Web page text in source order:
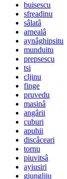
buisescu
sfreadinu
sâlatâ
arnealâ
aynâghipsitu
munduitu
prepsescu
tsi
cljinu
finge
pruvedu
masinâ
angârii
cuburi
apuhii
discâceari
tornu
piuvitsâ
ayiusiri
giungljiu